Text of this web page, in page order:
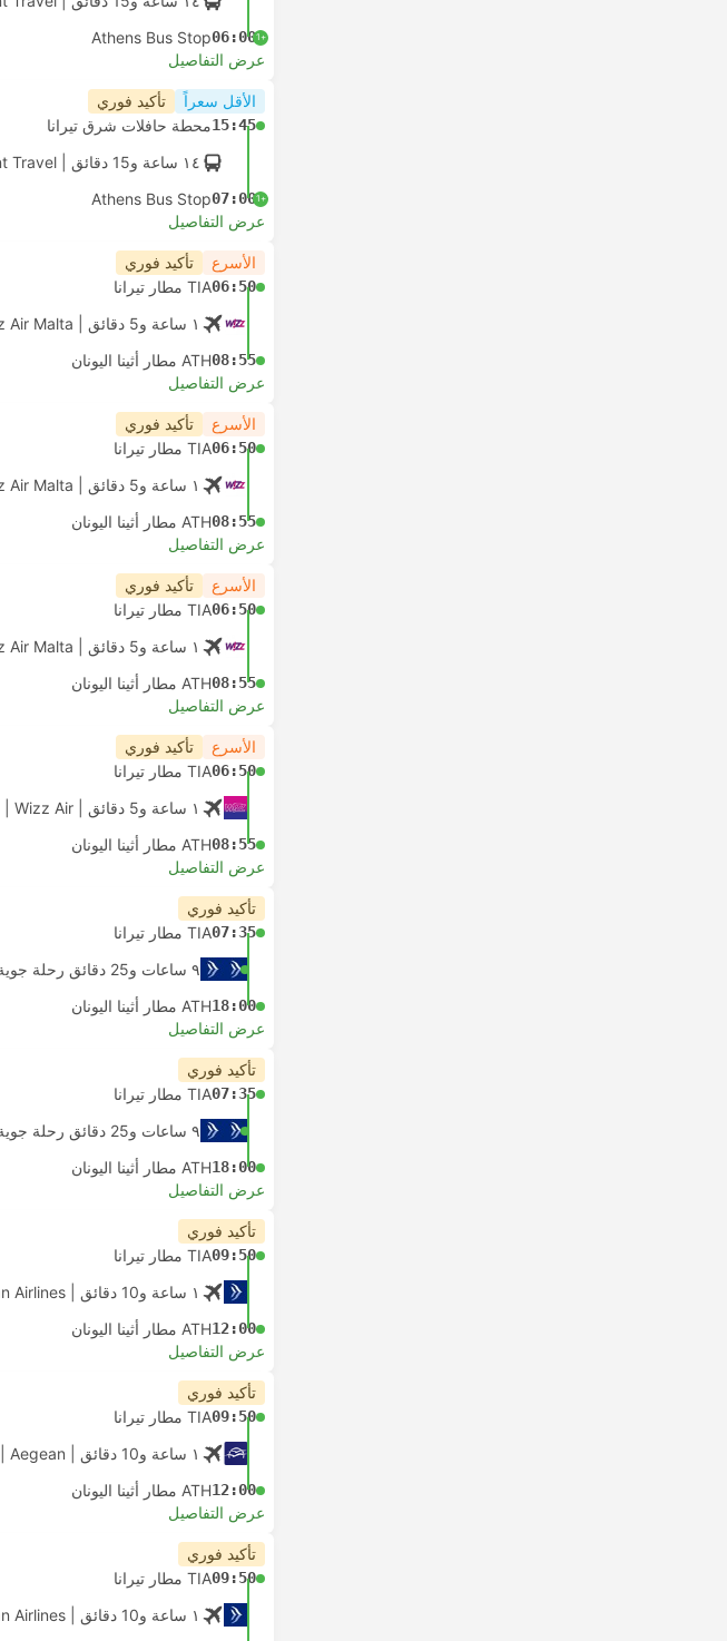
+1
06:00
Athens Bus Stop
عرض التفاصيل
الأقل سعراً تأكيد فوري
15:45محطة حافلات شرق تيرانا
١٤ ساعة و‫15 دقائق
+1
07:00
Athens Bus Stop
عرض التفاصيل
الأسرع تأكيد فوري
06:50TIA مطار تيرانا
١ ساعة و‫5 دقائق
08:55ATH مطار أثينا اليونان
عرض التفاصيل
الأسرع تأكيد فوري
06:50TIA مطار تيرانا
١ ساعة و‫5 دقائق
08:55ATH مطار أثينا اليونان
عرض التفاصيل
الأسرع تأكيد فوري
06:50TIA مطار تيرانا
١ ساعة و‫5 دقائق
08:55ATH مطار أثينا اليونان
عرض التفاصيل
الأسرع تأكيد فوري
06:50TIA مطار تيرانا
١ ساعة و‫5 دقائق
08:55ATH مطار أثينا اليونان
عرض التفاصيل
تأكيد فوري
07:35TIA مطار تيرانا
٩ ساعات و‫25 دقائق رحلة جوية+رحلة جوية.
18:00ATH مطار أثينا اليونان
عرض التفاصيل
تأكيد فوري
07:35TIA مطار تيرانا
٩ ساعات و‫25 دقائق رحلة جوية+رحلة جوية.
18:00ATH مطار أثينا اليونان
عرض التفاصيل
تأكيد فوري
09:50TIA مطار تيرانا
١ ساعة و‫10 دقائق
12:00ATH مطار أثينا اليونان
عرض التفاصيل
تأكيد فوري
09:50TIA مطار تيرانا
١ ساعة و‫10 دقائق
12:00ATH مطار أثينا اليونان
عرض التفاصيل
تأكيد فوري
09:50TIA مطار تيرانا
١ ساعة و‫10 دقائق